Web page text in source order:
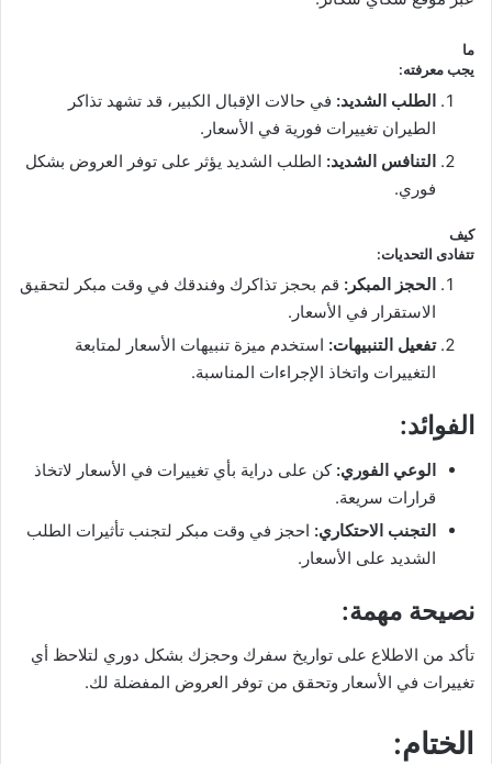
ما
يجب معرفته:
الطلب الشديد: في حالات الإقبال الكبير، قد تشهد تذاكر
الطيران تغييرات فورية في الأسعار.
التنافس الشديد: الطلب الشديد يؤثر على توفر العروض بشكل
فوري.
كيف
تتفادى التحديات:
الحجز المبكر : قم بحجز تذاكرك وفندقك في وقت مبكر لتحقيق
الاستقرار في الأسعار.
تفعيل التنبيهات: استخدم ميزة تنبيهات الأسعار لمتابعة
التغييرات واتخاذ الإجراءات المناسبة.
الفوائد:
الوعي الفوري: كن على دراية بأي تغييرات في الأسعار لاتخاذ
قرارات سريعة.
التجنب الاحتكاري: احجز في وقت مبكر لتجنب تأثيرات الطلب
الشديد على الأسعار.
نصيحة مهمة:
تأكد من الاطلاع على تواريخ سفرك وحجزك بشكل دوري لتلاحظ أي
تغييرات في الأسعار وتحقق من توفر العروض المفضلة لك.
الختام: